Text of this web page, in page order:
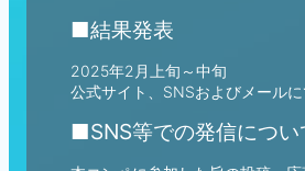
■結果発表
2025年2月上旬～中旬
公式サイト、SNSおよびメール
■SNS等での発信につい